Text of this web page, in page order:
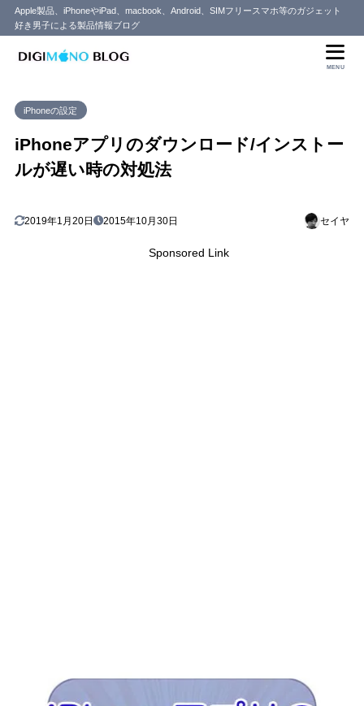
Apple製品、iPhoneやiPad、macbook、Android、SIMフリースマホ等のガジェット
好き男子による製品情報ブログ
MENU
iPhoneの設定
iPhoneアプリのダウンロード/インストー
ルが遅い時の対処法
2019年1月20日 2015年10月30日 セイヤ
Sponsored Link